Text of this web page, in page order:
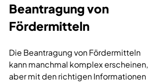
Beantragung von
Fördermitteln
Die Beantragung von Fördermitteln
kann manchmal komplex erscheinen,
aber mit den richtigen Informationen